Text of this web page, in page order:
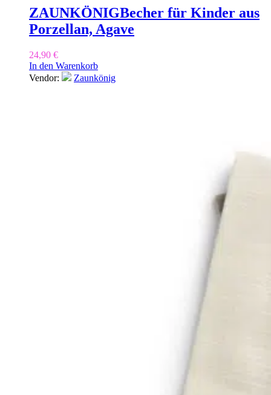
ZAUNKÖNIGBecher für Kinder aus
Porzellan, Agave
24,90 €
In den Warenkorb
Vendor:
Zaunkönig